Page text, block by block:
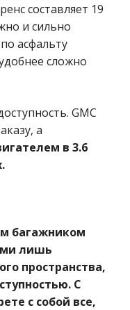
составляет 19
и сильно
асфальту
сложно
GMC
а
в 3.6
багажником
лишь
пространства,
С
с собой все,